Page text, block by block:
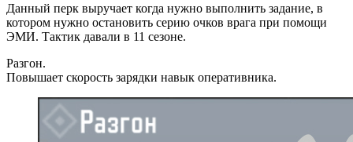
Данный перк выручает когда нужно выполнить задание, в
котором нужно остановить серию очков врага при помощи
ЭМИ. Тактик давали в 11 сезоне.
Разгон.
Повышает скорость зарядки навык оперативника.